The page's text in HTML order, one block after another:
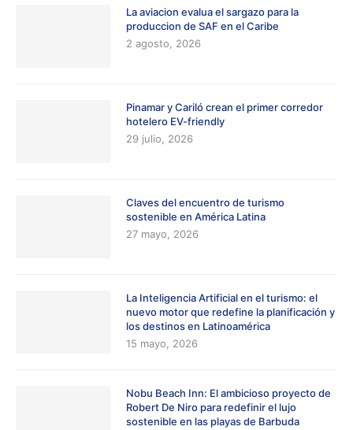
La aviacion evalua el sargazo para la
produccion de SAF en el Caribe
2 agosto, 2026
Pinamar y Cariló crean el primer corredor
hotelero EV-friendly
29 julio, 2026
Claves del encuentro de turismo
sostenible en América Latina
27 mayo, 2026
La Inteligencia Artificial en el turismo: el
nuevo motor que redefine la planificación y
los destinos en Latinoamérica
15 mayo, 2026
Nobu Beach Inn: El ambicioso proyecto de
Robert De Niro para redefinir el lujo
sostenible en las playas de Barbuda